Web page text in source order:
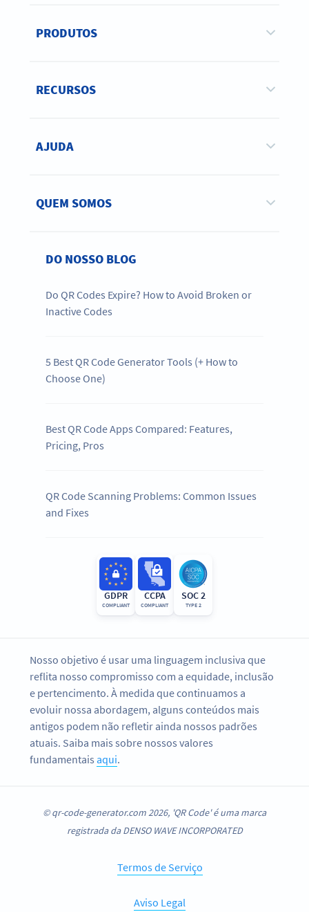
PRODUTOS
RECURSOS
AJUDA
QUEM SOMOS
DO NOSSO BLOG
Do QR Codes Expire? How to Avoid Broken or
Inactive Codes
5 Best QR Code Generator Tools (+ How to
Choose One)
Best QR Code Apps Compared: Features,
Pricing, Pros
QR Code Scanning Problems: Common Issues
and Fixes
GDPR
COMPLIANT
CCPA
COMPLIANT
SOC 2
TYPE 2
Nosso objetivo é usar uma linguagem inclusiva que
reflita nosso compromisso com a equidade, inclusão
e pertencimento. À medida que continuamos a
evoluir nossa abordagem, alguns conteúdos mais
antigos podem não refletir ainda nossos padrões
atuais. Saiba mais sobre nossos valores
fundamentaisaqui.
© qr-code-generator.com 2026, 'QR Code' é uma marca
registrada da DENSO WAVE INCORPORATED
Termos de Serviço
Aviso Legal